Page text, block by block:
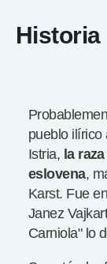
Historia
pueblo ilírico
Istria, la
eslovena,
Karst. Fue
Janez
Carniola" lo